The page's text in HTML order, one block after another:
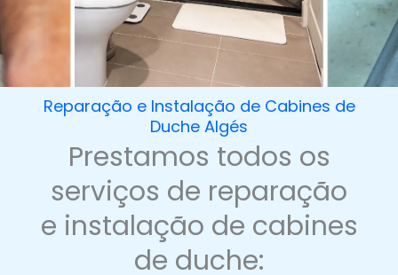
Reparação e Instalação de Cabines de
Duche Algés
Prestamos todos os
serviços de reparação
e instalação de cabines
de duche: